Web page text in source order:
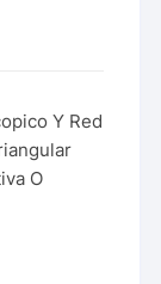
Y Red
O